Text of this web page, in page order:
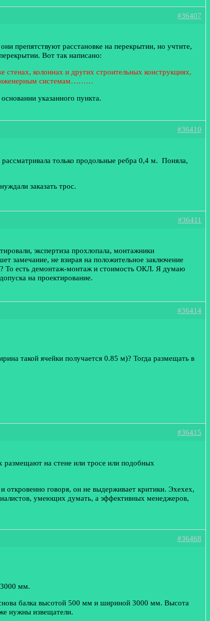
#36407
препятствуют расстановке на перекрытии, но учтите,
Вот так написано:
колоннах и других строительных конструкциях,
инженерным системам………
указанного пункта.
#36410
только продольные ребра 0,4 м. Поняла,
заказать трос.
#36411
экспертиза прохлопала, монтажники
замечание, не взирая на положительное заключение
То есть демонтаж-монтаж и стоимость ОКЛ. Я думаю
на проектирование.
#36414
такой ячейки получается 0.85 м)? Тогда размещать в
#36415
на стене или тросе или подобных
говоря, он не выдерживает критики. Эхехех,
умеющих думать, а эффективных менеджеров,
#36468
3000 мм.
балка высотой 500 мм и шириной 3000 мм. Высота
нужны извещатели.